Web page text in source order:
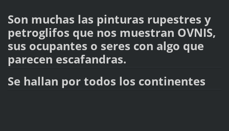
Son muchas las pinturas rupestres y
petroglifos que nos muestran OVNIS,
sus ocupantes o seres con algo que
parecen escafandras.
Se hallan por todos los continentes